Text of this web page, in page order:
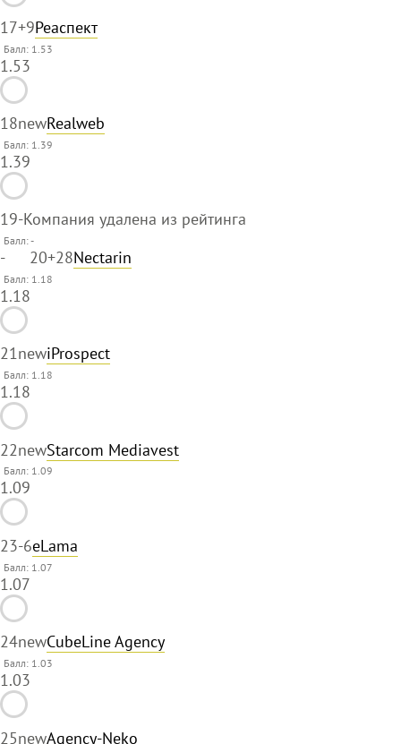
17+9Реаспект
Балл: 1.53
1.53
18newRealweb
Балл: 1.39
1.39
19-Компания удалена из рейтинга
Балл:-
- 20+28Nectarin
Балл: 1.18
1.18
21newiProspect
Балл: 1.18
1.18
22newStarcom Mediavest
Балл: 1.09
1.09
23-6eLama
Балл: 1.07
1.07
24newCubeLine Agency
Балл: 1.03
1.03
25newAgency-Neko